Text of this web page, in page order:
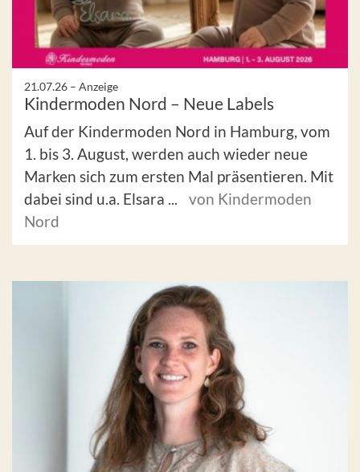
21.07.26 – Anzeige
Kindermoden Nord – Neue Labels
Auf der Kindermoden Nord in Hamburg, vom
1. bis 3. August, werden auch wieder neue
Marken sich zum ersten Mal präsentieren. Mit
dabei sind u.a. Elsara ...
von Kindermoden
Nord